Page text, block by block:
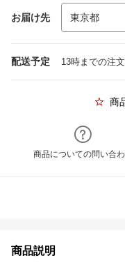
お届け先
配送予定 13時までの注
商
商品についての問い合
商品説明